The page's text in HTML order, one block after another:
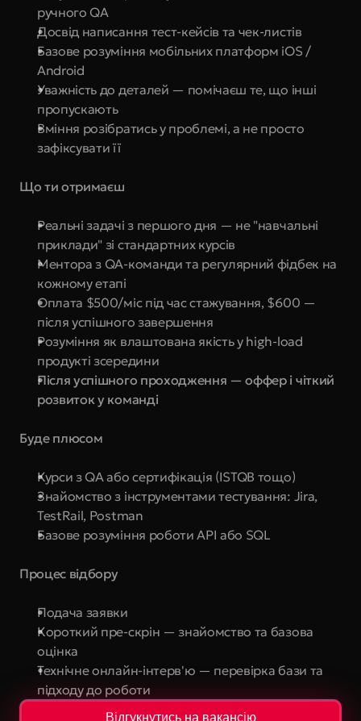
ручного QA
Досвід написання тест-кейсів та чек-листів
Базове розуміння мобільних платформ iOS /
Android
Уважність до деталей — помічаєш те, що інші
пропускають
Вміння розібратись у проблемі, а не просто
зафіксувати її
Що ти отримаєш
Реальні задачі з першого дня — не "навчальні
приклади" зі стандартних курсів
Ментора з QA-команди та регулярний фідбек на
кожному етапі
Оплата $500/міс під час стажування, $600 —
після успішного завершення
Розуміння як влаштована якість у high-load
продукті зсередини
Після успішного проходження — оффер і чіткий
розвиток у команді
Буде плюсом
Курси з QA або сертифікація (ISTQB тощо)
Знайомство з інструментами тестування: Jira,
TestRail, Postman
Базове розуміння роботи API або SQL
Процес відбору
Подача заявки
Короткий пре-скрін — знайомство та базова
оцінка
Технічне онлайн-інтерв'ю — перевірка бази та
підходу до роботи
Відгукнутись на вакансію